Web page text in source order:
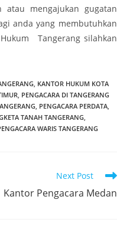
atau mengajukan gugatan
anda yang membutuhkan
Tangerang silahkan
, KANTOR HUKUM KOTA
, PENGACARA DI TANGERANG
, PENGACARA PERDATA,
TANAH TANGERANG,
WARIS TANGERANG
Next Post
Kantor Pengacara Medan